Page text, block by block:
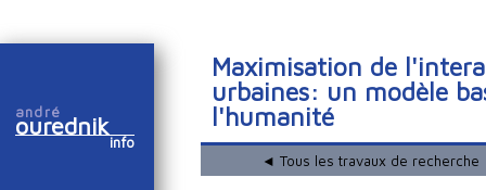
andré
ourednik
info
Maximisation de
urbaines: un modèle
l'humanité
◄ Tous les travaux de recherche